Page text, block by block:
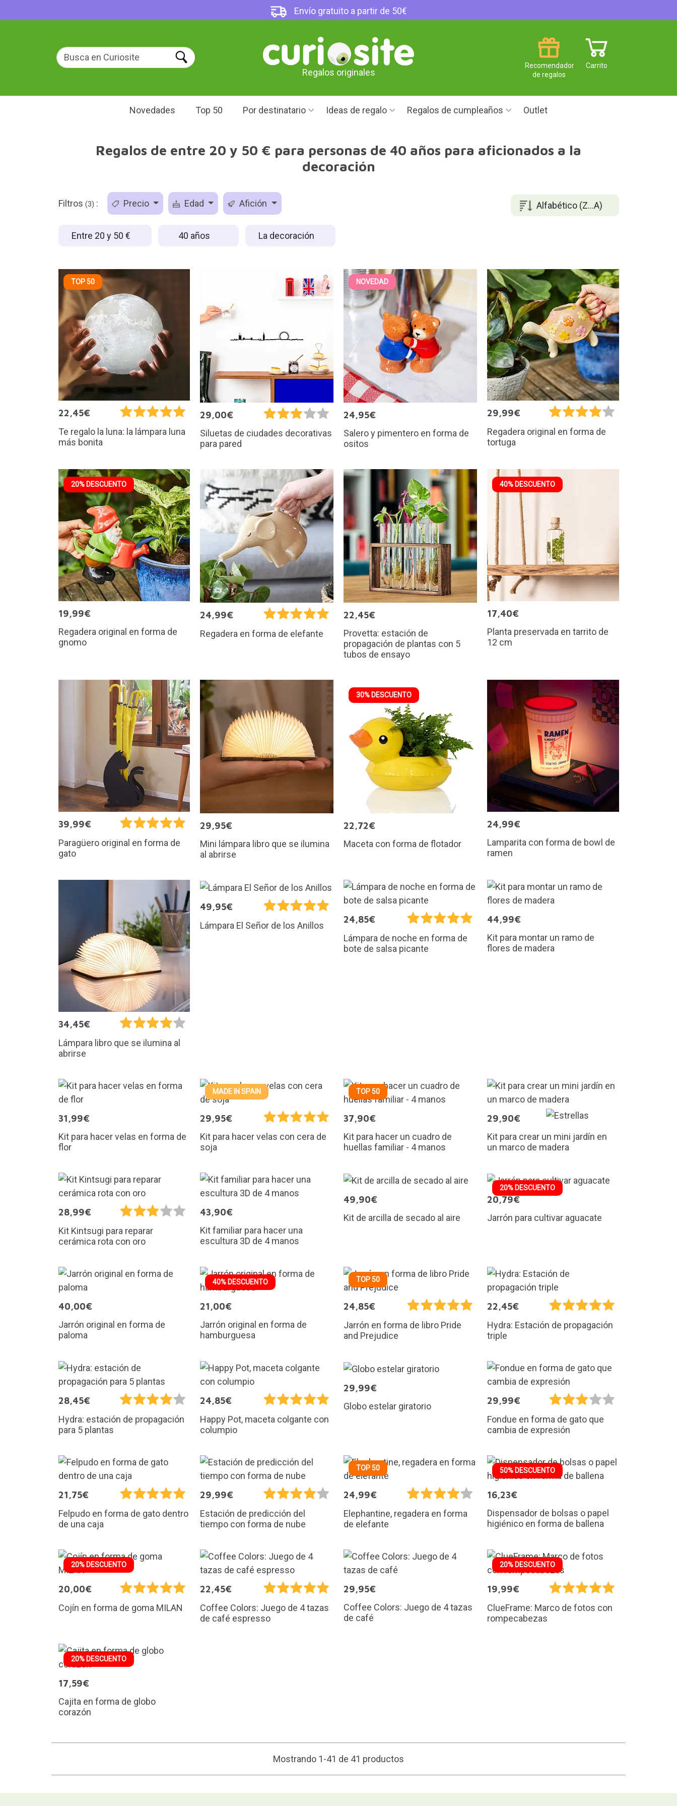
Envío gratuito a partir de 50€
Regalos originales
Carrito
Recomendador
de regalos
Novedades Top 50 Por destinatario Ideas de regalo Regalos de cumpleaños Outlet
Regalos de entre 20 y 50 € para personas de 40 años para aficionados a la
decoración
Alfabético (Z...A)
Filtros (3) : Precio Edad Afición
Entre 20 y 50 € 40 años La decoración
TOP 50
22,45€
Te regalo la luna: la lámpara luna
más bonita
29,00€
Siluetas de ciudades decorativas
para pared
NOVEDAD
24,95€
Salero y pimentero en forma de
ositos
29,99€
Regadera original en forma de
tortuga
20% DESCUENTO
19,99€
Regadera original en forma de
gnomo
24,99€
Regadera en forma de elefante
22,45€
Provetta: estación de
propagación de plantas con 5
tubos de ensayo
40% DESCUENTO
17,40€
Planta preservada en tarrito de
12 cm
39,99€
Paragüero original en forma de
gato
29,95€
Mini lámpara libro que se ilumina
al abrirse
30% DESCUENTO
22,72€
Maceta con forma de flotador
24,99€
Lamparita con forma de bowl de
ramen
34,45€
Lámpara libro que se ilumina al
abrirse
49,95€
Lámpara El Señor de los Anillos
24,85€
Lámpara de noche en forma de
bote de salsa picante
44,99€
Kit para montar un ramo de
flores de madera
31,99€
Kit para hacer velas en forma de
flor
MADE IN SPAIN
29,95€
Kit para hacer velas con cera de
soja
TOP 50
37,90€
Kit para hacer un cuadro de
huellas familiar - 4 manos
29,90€
Kit para crear un mini jardín en
un marco de madera
28,99€
Kit Kintsugi para reparar
cerámica rota con oro
43,90€
Kit familiar para hacer una
escultura 3D de 4 manos
49,90€
Kit de arcilla de secado al aire
20% DESCUENTO
20,79€
Jarrón para cultivar aguacate
40,00€
Jarrón original en forma de
paloma
40% DESCUENTO
21,00€
Jarrón original en forma de
hamburguesa
TOP 50
24,85€
Jarrón en forma de libro Pride
and Prejudice
22,45€
Hydra: Estación de propagación
triple
28,45€
Hydra: estación de propagación
para 5 plantas
24,85€
Happy Pot, maceta colgante con
columpio
29,99€
Globo estelar giratorio
29,99€
Fondue en forma de gato que
cambia de expresión
21,75€
Felpudo en forma de gato dentro
de una caja
29,99€
Estación de predicción del
tiempo con forma de nube
TOP 50
24,99€
Elephantine, regadera en forma
de elefante
50% DESCUENTO
16,23€
Dispensador de bolsas o papel
higiénico en forma de ballena
20% DESCUENTO
20,00€
Cojín en forma de goma MILAN
22,45€
Coffee Colors: Juego de 4 tazas
de café espresso
29,95€
Coffee Colors: Juego de 4 tazas
de café
20% DESCUENTO
19,99€
ClueFrame: Marco de fotos con
rompecabezas
20% DESCUENTO
17,59€
Cajita en forma de globo
corazón
Mostrando 1-41 de 41 productos